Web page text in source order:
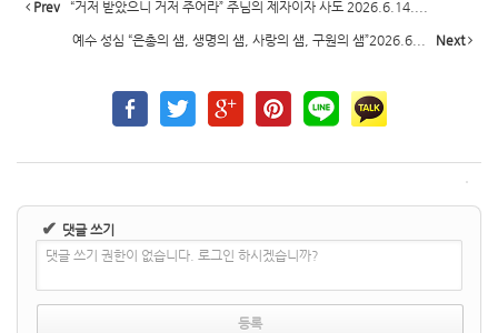
Prev “거저 받았으니 거저 주어라” 주님의 제자이자 사도 2026.6.14....
예수 성심 “은총의 샘, 생명의 샘, 사랑의 샘, 구원의 샘”2026.6... Next
✔ 댓글 쓰기
댓글 쓰기 권한이 없습니다. 로그인 하시겠습니까?